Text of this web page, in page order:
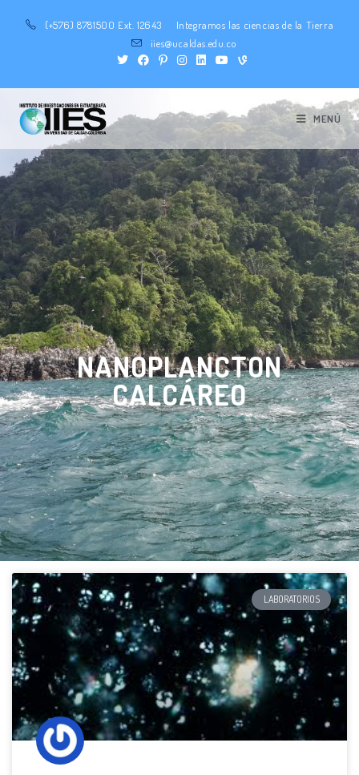
(+576) 8781500 Ext. 12643
Integramos las ciencias de la Tierra
iies@ucaldas.edu.co
MENÚ
NANOPLANCTON
CALCÁREO
LABORATORIOS